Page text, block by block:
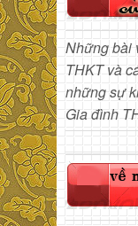
Những bài
THKT và
những sự
Gia đình